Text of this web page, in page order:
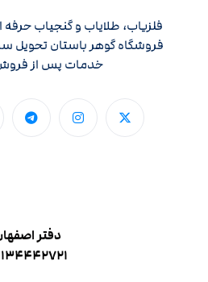
فلزیاب، طلایاب و گنجیاب
فروشگاه گوهر باستان تحویل
خدمات پس از
دفتر